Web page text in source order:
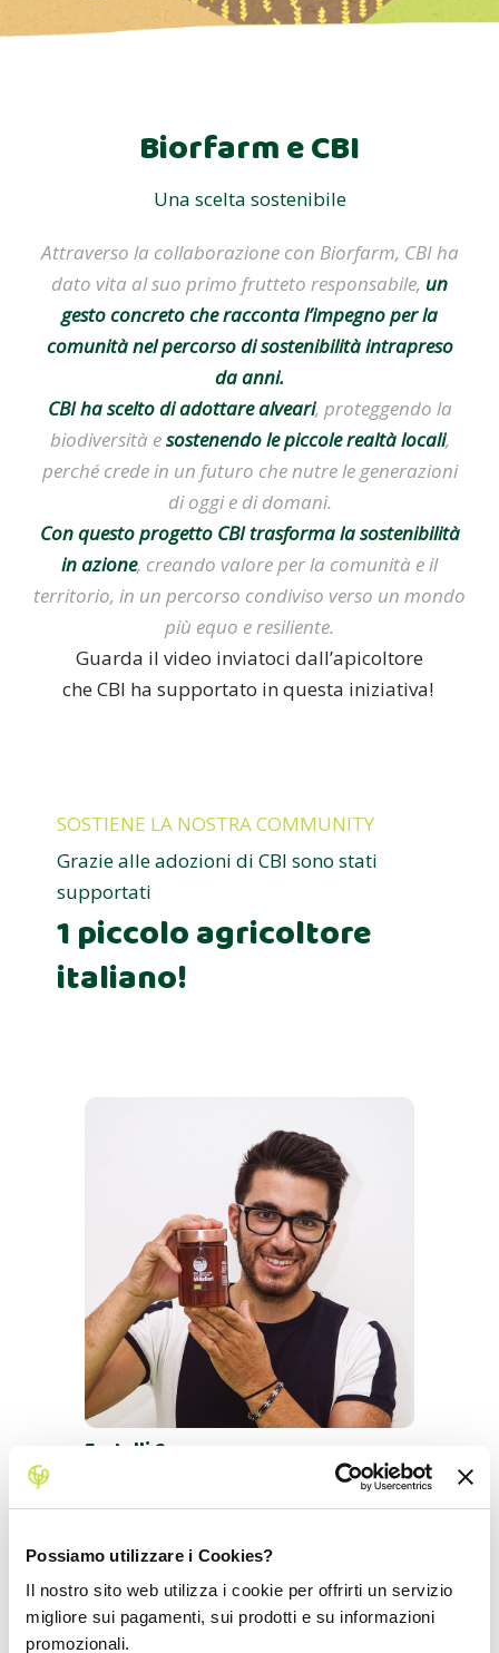
Possiamo utilizzare i Cookies?
Il nostro sito web utilizza i cookie per offrirti un servizio
migliore sui pagamenti, sui prodotti e su informazioni
promozionali.
Biorfarm e CBI
Una scelta sostenibile
Attraverso la collaborazione con Biorfarm, CBI ha
dato vita al suo primo frutteto responsabile, un
gesto concreto che racconta l’impegno per la
comunità nel percorso di sostenibilità intrapreso
da anni.
CBI ha scelto di adottare alveari, proteggendo la
biodiversità esostenendo le piccole realtà locali,
perché crede in un futuro che nutre le generazioni
di oggi e di domani.
Con questo progetto CBI trasforma la sostenibilità
in azione, creando valore per la comunità e il
territorio, in un percorso condiviso verso un mondo
più equo e resiliente.
Guarda il video inviatoci dall’apicoltore
che CBI ha supportato in questa iniziativa!
SOSTIENE LA NOSTRA COMMUNITY
Grazie alle adozioni di CBI sono stati
supportati
1 piccolo agricoltore
italiano!
Fratelli Campagna